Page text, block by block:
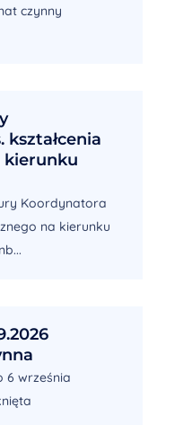
czynny
kształcenia
kierunku
Koordynatora
na kierunku
6 września